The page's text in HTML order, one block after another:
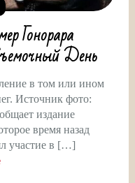
Гонорара
День
в том или ином
Источник фото:
издание
время назад
участие в […]